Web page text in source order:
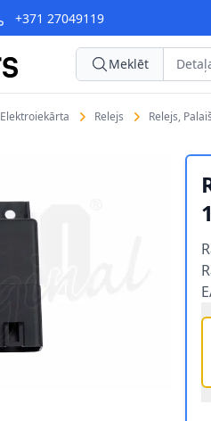
+371 27049119
Meklēt
Elektroiekārta Relejs Relejs,